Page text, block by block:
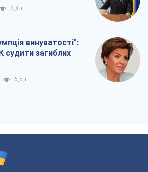
2,8 т.
винуватості":
загиблих
6,5 т.